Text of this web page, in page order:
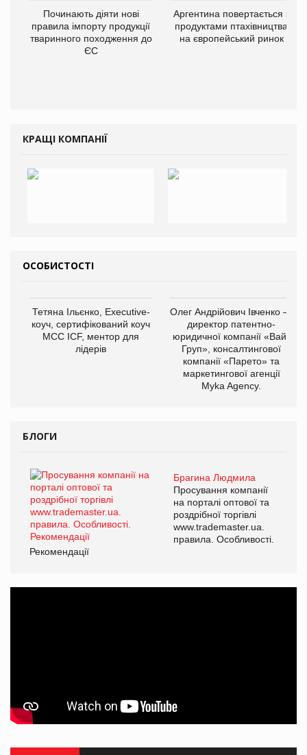
Починають діяти нові
правила імпорту продукції
тваринного походження до
ЄС
Аргентина повертається з
продуктами птахівництва
на європейський ринок
КРАЩІ КОМПАНІЇ
ОСОБИСТОСТІ
Тетяна Ільєнко, Executive-
коуч, сертифікований коуч
МСС ICF, ментор для
лідерів
Олег Андрійович Івченко —
директор патентно-
юридичної компанії «Вайз
Груп», консалтингової
компанії «Парето» та
маркетингової агенції
Myka Agency.
БЛОГИ
Брагина Людмила
Просування компанії
на порталі оптової та
роздрібної торгівлі
www.trademaster.ua.
правила. Особливості.
Рекомендації